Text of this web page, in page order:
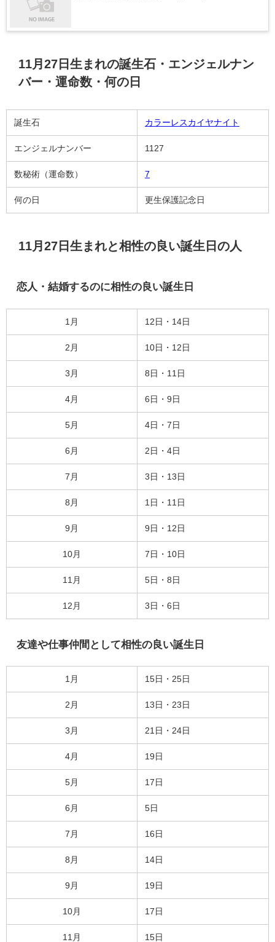
11月27日生まれの誕生石・エンジェルナン
バー・運命数・何の日
誕生石 カラーレスカイヤナイト
エンジェルナンバー 1127
数秘術（運命数） 7
何の日 更生保護記念日
11月27日生まれと相性の良い誕生日の人
恋人・結婚するのに相性の良い誕生日
1月 12日・14日
2月 10日・12日
3月 8日・11日
4月 6日・9日
5月 4日・7日
6月 2日・4日
7月 3日・13日
8月 1日・11日
9月 9日・12日
10月 7日・10日
11月 5日・8日
12月 3日・6日
友達や仕事仲間として相性の良い誕生日
1月 15日・25日
2月 13日・23日
3月 21日・24日
4月 19日
5月 17日
6月 5日
7月 16日
8月 14日
9月 19日
10月 17日
11月 15日